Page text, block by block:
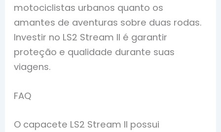
motociclistas urbanos quanto os
amantes de aventuras sobre duas rodas.
Investir no LS2 Stream II é garantir
proteção e qualidade durante suas
viagens.
FAQ
O capacete LS2 Stream II possui